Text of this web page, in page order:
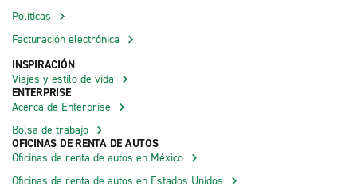
Políticas
Facturación electrónica
INSPIRACIÓN
Viajes y estilo de vida
ENTERPRISE
Acerca de Enterprise
Bolsa de trabajo
OFICINAS DE RENTA DE AUTOS
Oficinas de renta de autos en México
Oficinas de renta de autos en Estados Unidos